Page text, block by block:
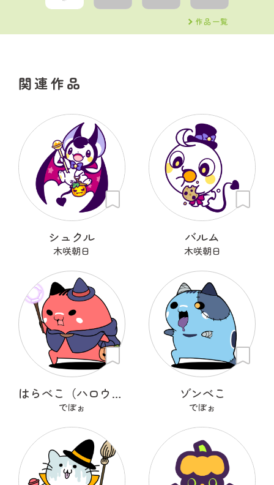
作品一覧
関連作品
シュクル
木咲朝日
バルム
木咲朝日
はらべこ（ハロウィン衣装）
でぼぉ
ゾンべこ
でぼぉ